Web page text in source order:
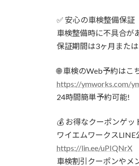
✅ 安心の車検整備保証
車検整備時に不具合が
保証期間は3ヶ月また
🌐 車検のWeb予約はこ
https://ymworks.com/
24時間簡単予約可能!
💰 お得なクーポンゲッ
ワイエムワークスLINE
https://lin.ee/uPIQNrX
車検割引クーポンやメ